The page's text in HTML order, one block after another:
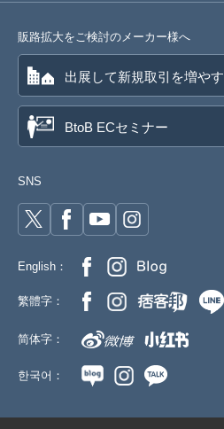
販路拡大をご検討のメーカー様へ
出展して新規取引を増やす
BtoB ECセミナー
SNS
English：
繁體字：
简体字：
한국어：